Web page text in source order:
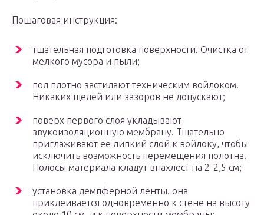
Пошаговая инструкция:
тщательная подготовка поверхности. Очистка от
мелкого мусора и пыли;
пол плотно застилают техническим войлоком.
Никаких щелей или зазоров не допускают;
поверх первого слоя укладывают
звукоизоляционную мембрану. Тщательно
приглаживают ее липкий слой к войлоку, чтобы
исключить возможность перемещения полотна.
Полосы материала кладут внахлест на 2-2,5 см;
установка демпферной ленты. она
приклеивается одновременно к стене на высоту